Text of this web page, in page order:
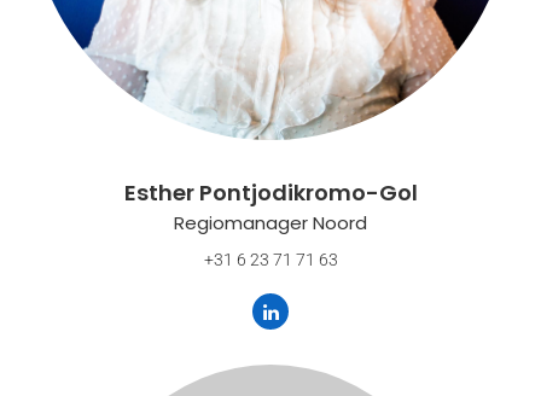
Esther Pontjodikromo-Gol
Regiomanager Noord
+31 6 23 71 71 63